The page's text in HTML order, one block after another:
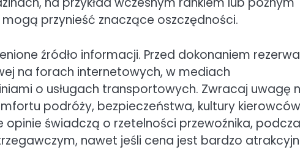
przynieść znaczące oszczędności.
źródło informacji. Przed dokonaniem
na forach internetowych, w mediach
o usługach transportowych. Zwracaj uwagę
podróży, bezpieczeństwa, kultury kierowców
opinie świadczą o rzetelności przewoźnika,
nawet jeśli cena jest bardzo